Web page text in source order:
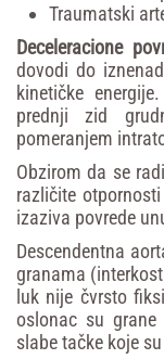
Traumatski
Deceleracione
dovodi do
kinetičke
prednji zid
pomeranjem
Obzirom da se
različite
izaziva povrede
Descendentna
granama
luk nije čvrsto
oslonac su
slabe tačke koje